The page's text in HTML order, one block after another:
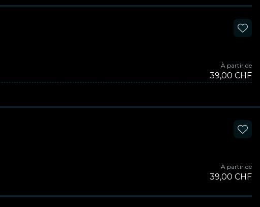
À partir de
39,00 CHF
À partir de
39,00 CHF